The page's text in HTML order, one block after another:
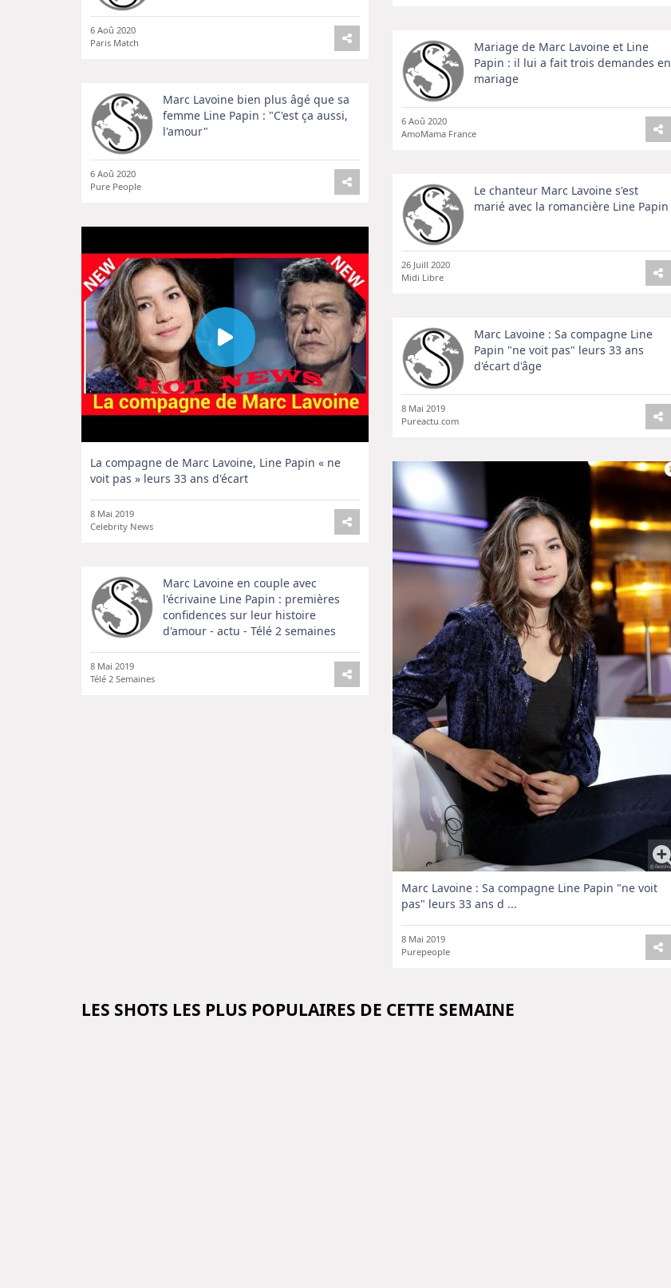
6 Aoû 2020
Paris Match
Mariage de Marc Lavoine et Line
Papin : il lui a fait trois demandes en
mariage
6 Aoû 2020
AmoMama France
Marc Lavoine bien plus âgé que sa
femme Line Papin : "C'est ça aussi,
l'amour"
6 Aoû 2020
Pure People
Le chanteur Marc Lavoine s'est
marié avec la romancière Line Papin
26 Juill 2020
Midi Libre
La compagne de Marc Lavoine, Line Papin « ne
voit pas » leurs 33 ans d'écart
8 Mai 2019
Celebrity News
Marc Lavoine : Sa compagne Line
Papin "ne voit pas" leurs 33 ans
d'écart d'âge
8 Mai 2019
Pureactu.com
Marc Lavoine : Sa compagne Line Papin "ne voit
pas" leurs 33 ans d ...
8 Mai 2019
Purepeople
Marc Lavoine en couple avec
l'écrivaine Line Papin : premières
confidences sur leur histoire
d'amour - actu - Télé 2 semaines
8 Mai 2019
Télé 2 Semaines
LES SHOTS LES PLUS POPULAIRES DE CETTE SEMAINE